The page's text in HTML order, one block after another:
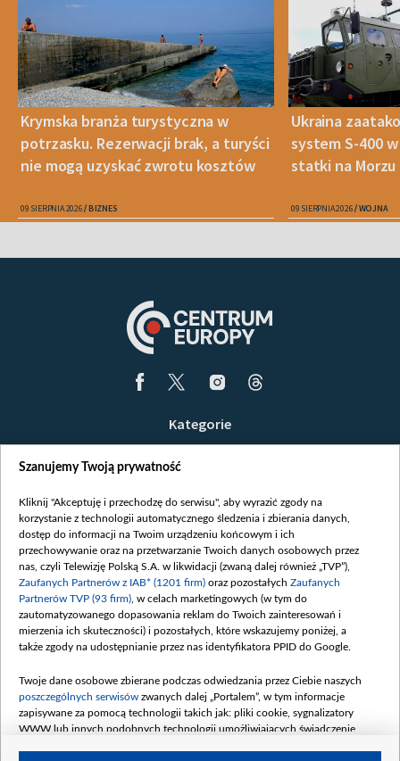
Krymska branża turystyczna w
potrzasku. Rezerwacji brak, a turyści
nie mogą uzyskać zwrotu kosztów
09 SIERPNIA 2026 BIZNES
Ukraina
system S-400
statki na Morzu
09 SIERPNIA 2026 WOJNA
Kategorie
Opinie
Białoruś / Polska
Czytelnia
Centrum Europy
O nas
Kontakt
Informacje o nadawcy
Serwisy partnerskie
belsat.eu
slava.tv
tvpworld.com
Szanujemy Twoją prywatność
Kliknij "Akceptuję i przechodzę do serwisu", aby wyrazić zgody na
korzystanie z technologii automatycznego śledzenia i zbierania danych,
dostęp do informacji na Twoim urządzeniu końcowym i ich
przechowywanie oraz na przetwarzanie Twoich danych osobowych przez
nas, czyli Telewizję Polską S.A. w likwidacji (zwaną dalej również „TVP”),
Zaufanych Partnerów z IAB* (1201 firm) oraz pozostałych Zaufanych
Partnerów TVP (93 firm) , w celach marketingowych (w tym do
zautomatyzowanego dopasowania reklam do Twoich zainteresowań i
mierzenia ich skuteczności) i pozostałych, które wskazujemy poniżej, a
także zgody na udostępnianie przez nas identyfikatora PPID do Google.
Twoje dane osobowe zbierane podczas odwiedzania przez Ciebie naszych
poszczególnych serwisów zwanych dalej „Portalem”, w tym informacje
zapisywane za pomocą technologii takich jak: pliki cookie, sygnalizatory
WWW lub innych podobnych technologii umożliwiających świadczenie